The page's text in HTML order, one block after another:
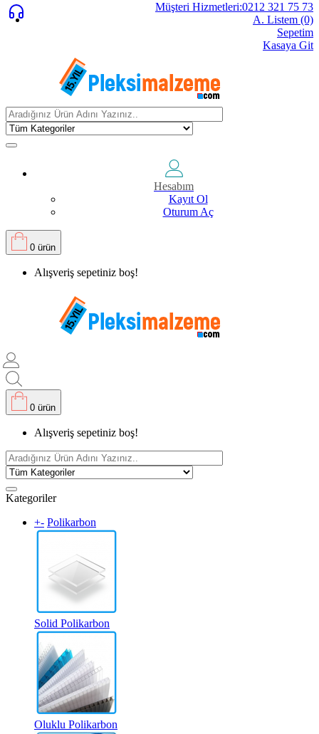
Müşteri Hizmetleri:0212 321 75 73
A. Listem (0)
Sepetim
Kasaya Git
Hesabım
Kayıt Ol
Oturum Aç
0 ürün
Alışveriş sepetiniz boş!
0 ürün
Alışveriş sepetiniz boş!
Kategoriler
+- Polikarbon
Solid Polikarbon
Oluklu Polikarbon